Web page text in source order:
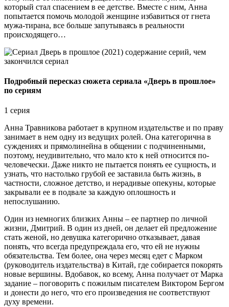
который стал спасением в ее детстве. Вместе с ним, Анна
попытается помочь молодой женщине избавиться от гнета
мужа-тирана, все больше запутываясь в реальности
происходящего…
Подробный пересказ сюжета сериала «Дверь в прошлое»
по сериям
1 серия
Анна Травникова работает в крупном издательстве и по праву
занимает в нем одну из ведущих ролей. Она категорична в
суждениях и прямолинейна в общении с подчиненными,
поэтому, неудивительно, что мало кто к ней относится по-
человечески. Даже никто не пытается понять ее сущность, и
узнать, что настолько грубой ее заставила быть жизнь, в
частности, сложное детство, и нерадивые опекуны, которые
закрывали ее в подвале за каждую оплошность и
непослушанию.
Один из немногих близких Анны – ее партнер по личной
жизни, Дмитрий. В один из дней, он делает ей предложение
стать женой, но девушка категорично отказывает, давая
понять, что всегда предупреждала его, что ей не нужны
обязательства. Тем более, она через месяц едет с Марком
(руководитель издательства) в Китай, где собирается покорять
новые вершины. Вдобавок, ко всему, Анна получает от Марка
задание – поговорить с пожилым писателем Виктором Бергом
и донести до него, что его произведения не соответствуют
духу времени.